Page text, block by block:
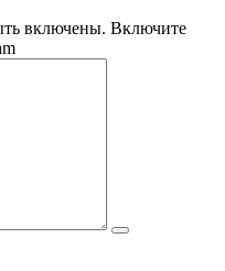
включены. Включите